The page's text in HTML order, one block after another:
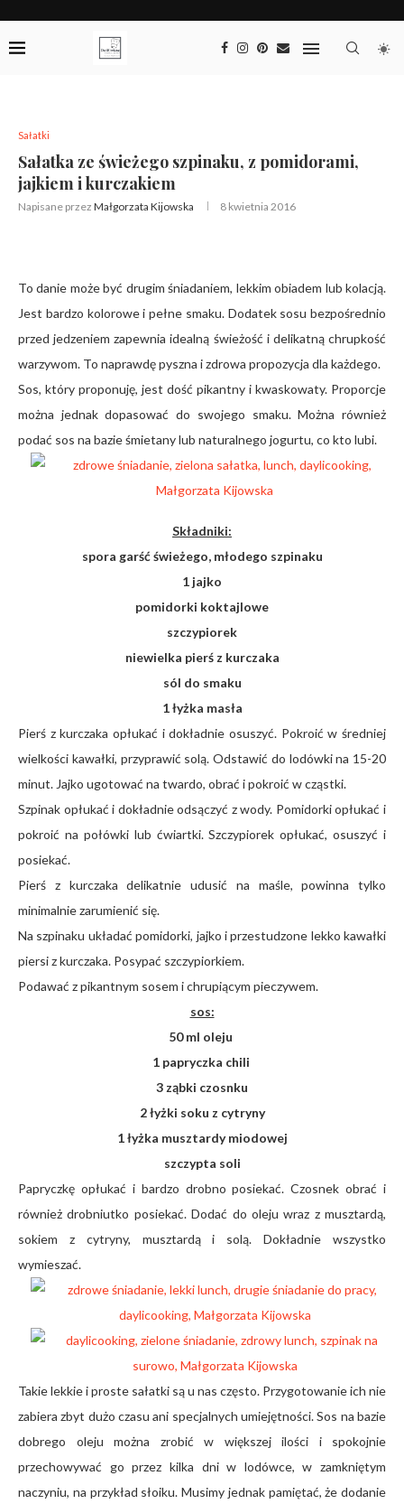
Sałatki
Sałatka ze świeżego szpinaku, z pomidorami,
jajkiem i kurczakiem
Napisane przez Małgorzata Kijowska 8 kwietnia 2016
To danie może być drugim śniadaniem, lekkim obiadem lub kolacją.
Jest bardzo kolorowe i pełne smaku. Dodatek sosu bezpośrednio
przed jedzeniem zapewnia idealną świeżość i delikatną chrupkość
warzywom. To naprawdę pyszna i zdrowa propozycja dla każdego.
Sos, który proponuję, jest dość pikantny i kwaskowaty. Proporcje
można jednak dopasować do swojego smaku. Można również
podać sos na bazie śmietany lub naturalnego jogurtu, co kto lubi.
Składniki:
spora garść świeżego, młodego szpinaku
1 jajko
pomidorki koktajlowe
szczypiorek
niewielka pierś z kurczaka
sól do smaku
1 łyżka masła
Pierś z kurczaka opłukać i dokładnie osuszyć. Pokroić w średniej
wielkości kawałki, przyprawić solą. Odstawić do lodówki na 15-20
minut. Jajko ugotować na twardo, obrać i pokroić w cząstki.
Szpinak opłukać i dokładnie odsączyć z wody. Pomidorki opłukać i
pokroić na połówki lub ćwiartki. Szczypiorek opłukać, osuszyć i
posiekać.
Pierś z kurczaka delikatnie udusić na maśle, powinna tylko
minimalnie zarumienić się.
Na szpinaku układać pomidorki, jajko i przestudzone lekko kawałki
piersi z kurczaka. Posypać szczypiorkiem.
Podawać z pikantnym sosem i chrupiącym pieczywem.
sos:
50 ml oleju
1 papryczka chili
3 ząbki czosnku
2 łyżki soku z cytryny
1 łyżka musztardy miodowej
szczypta soli
Papryczkę opłukać i bardzo drobno posiekać. Czosnek obrać i
również drobniutko posiekać. Dodać do oleju wraz z musztardą,
sokiem z cytryny, musztardą i solą. Dokładnie wszystko
wymieszać.
Takie lekkie i proste sałatki są u nas często. Przygotowanie ich nie
zabiera zbyt dużo czasu ani specjalnych umiejętności. Sos na bazie
dobrego oleju można zrobić w większej ilości i spokojnie
przechowywać go przez kilka dni w lodówce, w zamkniętym
naczyniu, na przykład słoiku. Musimy jednak pamiętać, że dodanie